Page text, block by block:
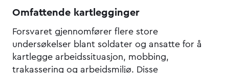
Omfattende kartlegginger
Forsvaret gjennomfører flere store
undersøkelser blant soldater og ansatte for å
kartlegge arbeidssituasjon, mobbing,
trakassering og arbeidsmiljø. Disse